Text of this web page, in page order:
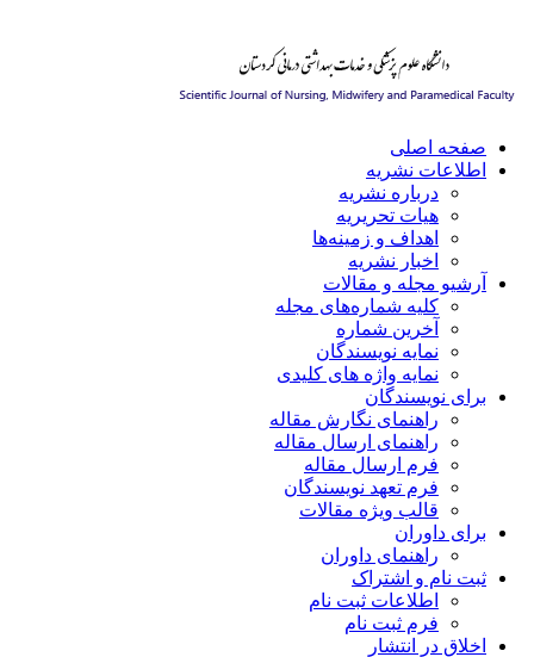
صفحه اصلی
اطلاعات نشریه
درباره نشریه
هیات تحریریه
اهداف و زمینه‌ها
اخبار نشریه
آرشیو مجله و مقالات
کلیه شماره‌های مجله
آخرین شماره
نمایه نویسندگان
نمایه واژه های کلیدی
برای نویسندگان
راهنمای نگارش مقاله
راهنمای ارسال مقاله
فرم ارسال مقاله
فرم تعهد نویسندگان
قالب ویژه مقالات
برای داوران
راهنمای داوران
ثبت نام و اشتراک
اطلاعات ثبت نام
فرم ثبت نام
اخلاق در انتشار